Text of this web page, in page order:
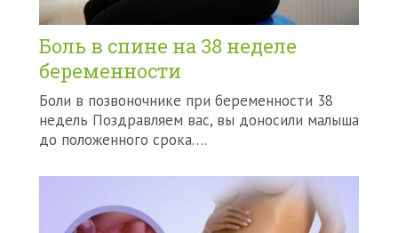
Боль в спине на 38 неделе
беременности
Боли в позвоночнике при беременности 38
недель Поздравляем вас, вы доносили малыша
до положенного срока….